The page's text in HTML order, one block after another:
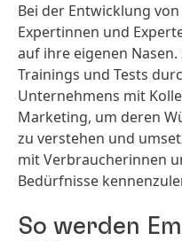
Bei der Entwicklung
Expertinnen und
auf ihre eigenen
Trainings und Tests
Unternehmens mit
Marketing, um deren
zu verstehen und
mit Verbraucherinnen
Bedürfnisse
So werden